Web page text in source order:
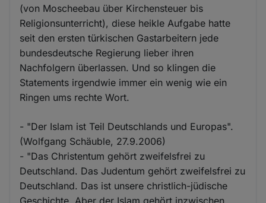
(von Moscheebau über Kirchensteuer bis
Religionsunterricht), diese heikle Aufgabe hatte
seit den ersten türkischen Gastarbeitern jede
bundesdeutsche Regierung lieber ihren
Nachfolgern überlassen. Und so klingen die
Statements irgendwie immer ein wenig wie ein
Ringen ums rechte Wort.
- "Der Islam ist Teil Deutschlands und Europas".
(Wolfgang Schäuble, 27.9.2006)
- "Das Christentum gehört zweifelsfrei zu
Deutschland. Das Judentum gehört zweifelsfrei zu
Deutschland. Das ist unsere christlich-jüdische
Geschichte. Aber der Islam gehört inzwischen